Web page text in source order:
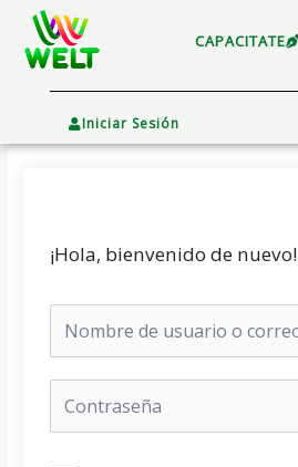
contenido
CAPACITATE
Iniciar Sesión
¡Hola, bienvenido de nuevo!